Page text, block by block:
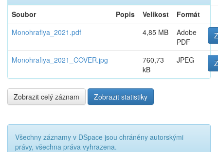
Soubor
Popis Velikost
Formát
Monohrafiya_2021.pdf
4,85 MB
Adobe
PDF
Monohrafiya_2021_COVER.jpg
760,73
kB
JPEG
Zobrazit celý záznam Zobrazit statistiky
Všechny záznamy v DSpace jsou chráněny autorskými
právy, všechna práva vyhrazena.